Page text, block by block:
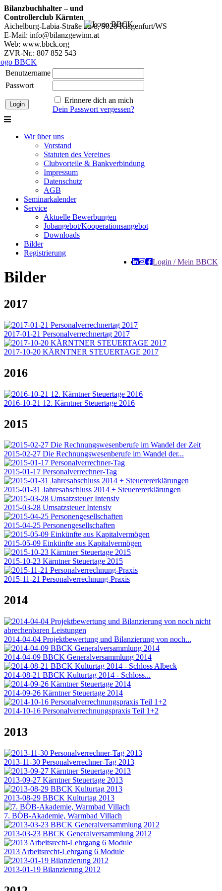
Bilanzbuchhalter – und
Controllerclub Kärnten
Aichelburg-Labia-Straße 22/8, 9020 Klagenfurt/WS
E-Mail: info@bilanzgewinn.at
Web: www.bbck.org
ZVR-Nr.: 807 852 543
Benutzername
Passwort
Erinnere dich an mich
Dein Passwort vergessen?
Wir über uns
Vorstand
Statuten des Vereines
Clubvorteile & Bankverbindung
Impressum
Datenschutz
AGB
Seminarkalender
Service
Aktuelle Bewerbungen
Jobangebot/Kooperationsangebot
Downloads
Bilder
Registrierung
Login / Mein BBCK
Bilder
2017
2017-01-21 Personalverrechnertag 2017
2017-10-20 KÄRNTNER STEUERTAGE 2017
2016
2016-10-21 12. Kärntner Steuertage 2016
2015
2015-02-27 Die Rechnungswesenberufe im Wandel der...
2015-01-17 Personalverrechner-Tag
2015-01-31 Jahresabschluss 2014 + Steuerererklärungen
2015-03-28 Umsatzsteuer Intensiv
2015-04-25 Personengesellschaften
2015-05-09 Einkünfte aus Kapitalvermögen
2015-10-23 Kärntner Steuertage 2015
2015-11-21 Personalverrechnung-Praxis
2014
2014-04-04 Projektbewertung und Bilanzierung von noch...
2014-04-09 BBCK Generalversammlung 2014
2014-08-21 BBCK Kulturtag 2014 - Schloss...
2014-09-26 Kärntner Steuertage 2014
2014-10-16 Personalverrechnungspraxis Teil 1+2
2013
2013-11-30 Personalverrechner-Tag 2013
2013-09-27 Kärntner Steuertage 2013
2013-08-29 BBCK Kulturtag 2013
7. BÖB-Akademie, Warmbad Villach
2013-03-23 BBCK Generalversammlung 2012
2013 Arbeitsrecht-Lehrgang 6 Module
2013-01-19 Bilanzierung 2012